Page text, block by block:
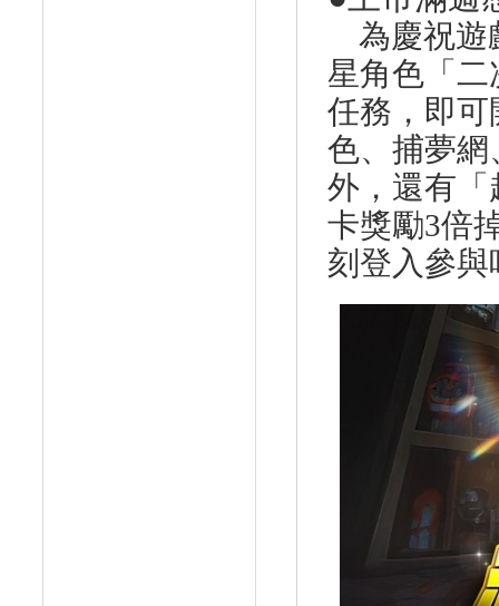
為慶祝遊
星角色「
任務，即
色、捕夢
外，還有「
卡獎勵3倍
刻登入參與